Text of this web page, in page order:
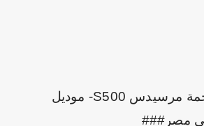
سيارات تاجير فخمة مرسيدس S500- موديل